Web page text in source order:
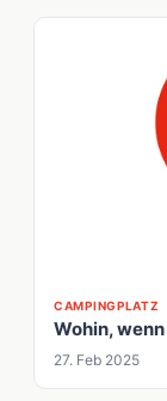
CAMPINGPLATZ
Wohin,
27. Feb 2025